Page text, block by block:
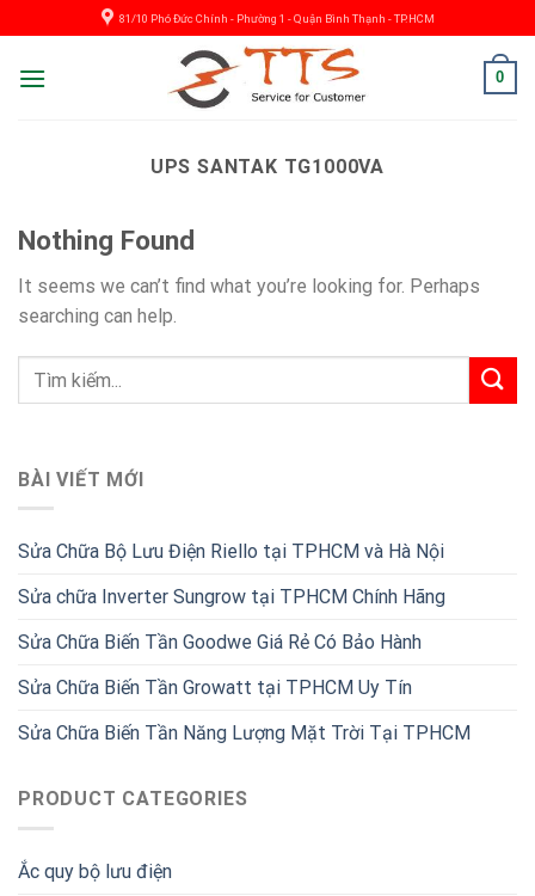
to
content
81/10 Phó Đức Chính - Phường 1 - Quận Bình Thạnh - TP.HCM
0
UPS SANTAK TG1000VA
Nothing Found
It seems we can’t find what you’re looking for. Perhaps
searching can help.
BÀI VIẾT MỚI
Sửa Chữa Bộ Lưu Điện Riello tại TPHCM và Hà Nội
Sửa chữa Inverter Sungrow tại TPHCM Chính Hãng
Sửa Chữa Biến Tần Goodwe Giá Rẻ Có Bảo Hành
Sửa Chữa Biến Tần Growatt tại TPHCM Uy Tín
Sửa Chữa Biến Tần Năng Lượng Mặt Trời Tại TPHCM
PRODUCT CATEGORIES
Ắc quy bộ lưu điện